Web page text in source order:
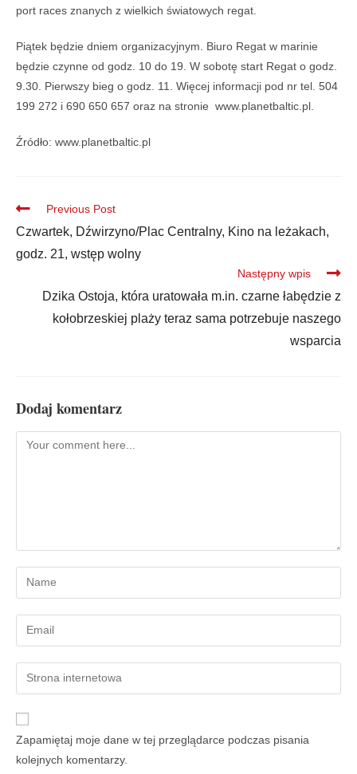
port races znanych z wielkich światowych regat.
Piątek będzie dniem organizacyjnym. Biuro Regat w marinie
będzie czynne od godz. 10 do 19. W sobotę start Regat o godz.
9.30. Pierwszy bieg o godz. 11. Więcej informacji pod nr tel. 504
199 272 i 690 650 657 oraz na stronie www.planetbaltic.pl.
Źródło: www.planetbaltic.pl
Previous Post
Czwartek, Dźwirzyno/Plac Centralny, Kino na leżakach,
godz. 21, wstęp wolny
Następny wpis
Dzika Ostoja, która uratowała m.in. czarne łabędzie z
kołobrzeskiej plaży teraz sama potrzebuje naszego
wsparcia
Dodaj komentarz
Zapamiętaj moje dane w tej przeglądarce podczas pisania
kolejnych komentarzy.